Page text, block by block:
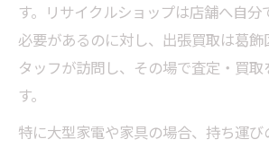
す。リサイクルショップは店舗へ自分
必要があるのに対し、出張買取は葛
タッフが訪問し、その場で査定・買
す。
特に大型家電や家具の場合、持ち運